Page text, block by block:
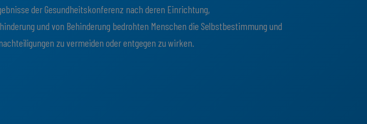
der Gesundheitskonferenz nach deren Einrichtung,
und von Behinderung bedrohten Menschen die Selbstbestimmung und
zu vermeiden oder entgegen zu wirken.